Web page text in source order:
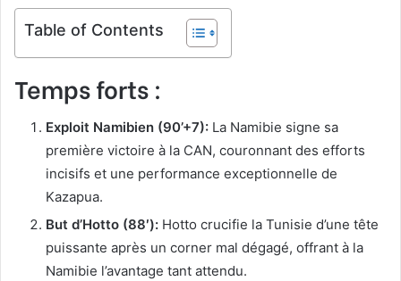
Table of Contents
Temps forts :
Exploit Namibien (90’+7): La Namibie signe sa
première victoire à la CAN, couronnant des efforts
incisifs et une performance exceptionnelle de
Kazapua.
But d’Hotto (88′): Hotto crucifie la Tunisie d’une tête
puissante après un corner mal dégagé, offrant à la
Namibie l’avantage tant attendu.